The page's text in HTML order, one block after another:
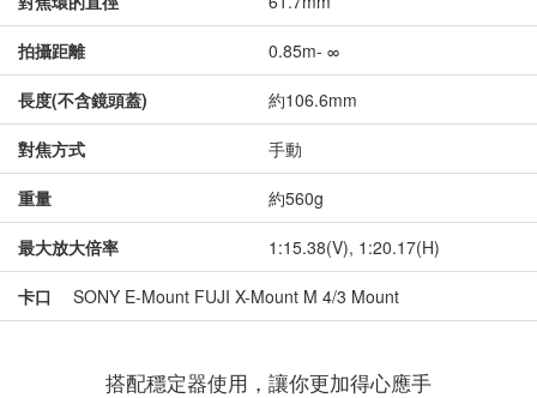
拍攝距離 0.85m- ∞
長度(不含鏡頭蓋) 約106.6mm
對焦方式 手動
重量 約560g
最大放大倍率 1:15.38(V), 1:20.17(H)
卡口 SONY E-Mount FUJI X-Mount M 4/3 Mount
搭配穩定器使用，讓你更加得心應手